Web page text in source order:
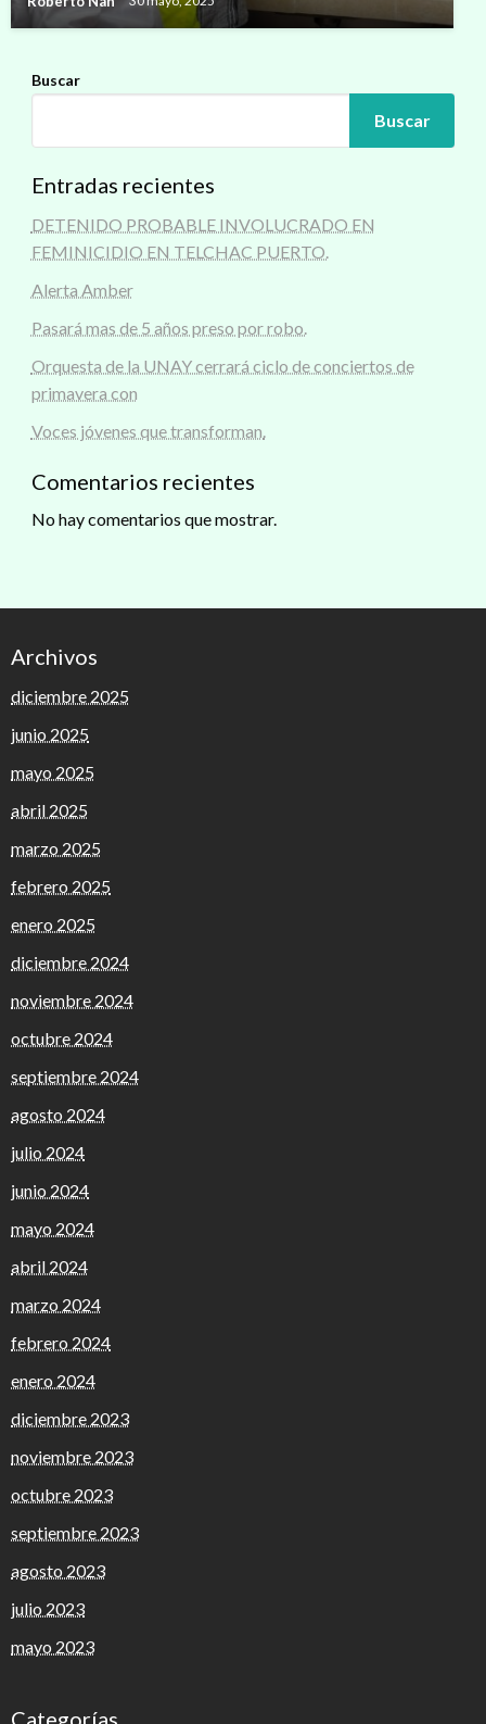
Buscar
Buscar
Entradas recientes
DETENIDO PROBABLE INVOLUCRADO EN
FEMINICIDIO EN TELCHAC PUERTO.
Alerta Amber
Pasará mas de 5 años preso por robo.
Orquesta de la UNAY cerrará ciclo de conciertos de
primavera con
Voces jóvenes que transforman.
Comentarios recientes
No hay comentarios que mostrar.
Archivos
diciembre 2025
junio 2025
mayo 2025
abril 2025
marzo 2025
febrero 2025
enero 2025
diciembre 2024
noviembre 2024
octubre 2024
septiembre 2024
agosto 2024
julio 2024
junio 2024
mayo 2024
abril 2024
marzo 2024
febrero 2024
enero 2024
diciembre 2023
noviembre 2023
octubre 2023
septiembre 2023
agosto 2023
julio 2023
mayo 2023
Categorías